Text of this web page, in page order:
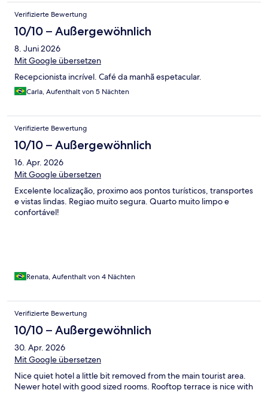
Verifizierte Bewertung
10/10 – Außergewöhnlich
8. Juni 2026
Mit Google übersetzen
Recepcionista incrível. Café da manhã espetacular.
Carla, Aufenthalt von 5 Nächten
Verifizierte Bewertung
10/10 – Außergewöhnlich
16. Apr. 2026
Mit Google übersetzen
Excelente localização, proximo aos pontos turísticos, transportes
e vistas lindas. Regiao muito segura. Quarto muito limpo e
confortável!
Renata, Aufenthalt von 4 Nächten
Verifizierte Bewertung
10/10 – Außergewöhnlich
30. Apr. 2026
Mit Google übersetzen
Nice quiet hotel a little bit removed from the main tourist area.
Newer hotel with good sized rooms. Rooftop terrace is nice with